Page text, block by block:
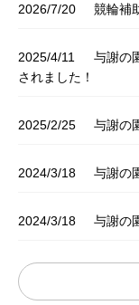
2026/7/20 競輪補
2025/4/11
与謝の
されました！
2025/2/25 与謝の
2024/3/18 与謝の
2024/3/18 与謝の